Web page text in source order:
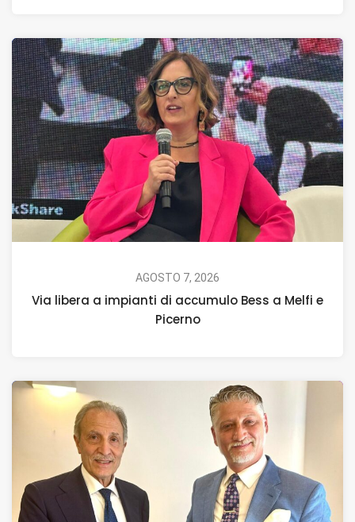
AGOSTO 7, 2026
Via libera a impianti di accumulo Bess a Melfi e
Picerno